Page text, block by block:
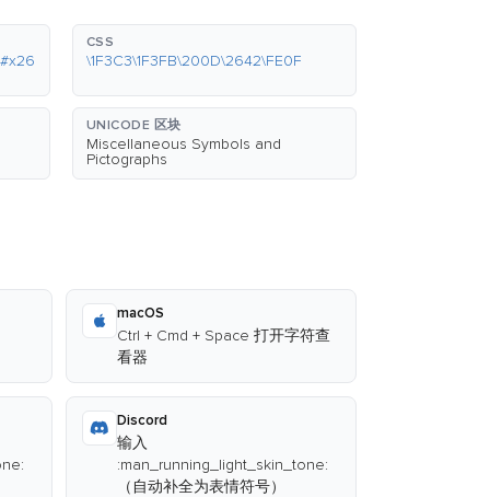
CSS
\1F3C3\1F3FB\200D\2642\FE0F
UNICODE 区块
Miscellaneous Symbols and
Pictographs
macOS
Ctrl + Cmd + Space 打开字符查
看器
Discord
输入
:man_running_light_skin_tone:
（自动补全为表情符号）